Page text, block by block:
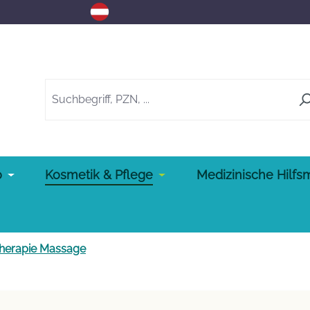
Kosmetik & Pflege Medizinische
Massage